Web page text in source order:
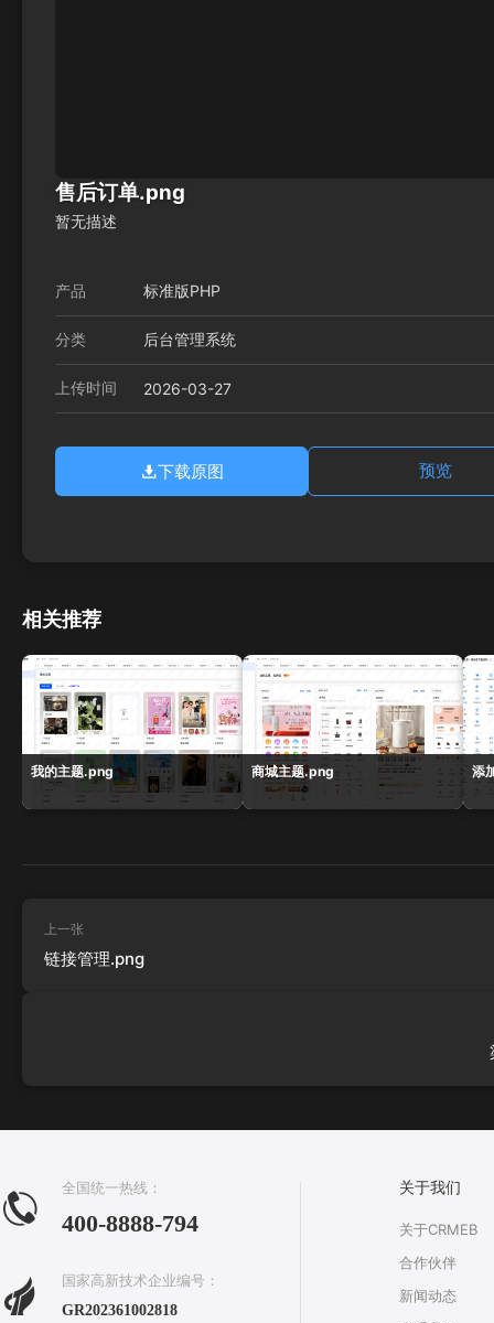
售后订单.png
暂无描述
产品 标准版PHP
分类 后台管理系统
上传时间 2026-03-27
下载原图 预览
相关推荐
我的主题.png 商城主题.png 添
上一张
链接管理.png
全国统一热线：
400-8888-794
国家高新技术企业编号：
GR202361002818
关于我们
关于CRMEB
合作伙伴
新闻动态